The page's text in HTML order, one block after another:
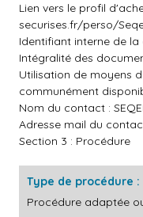
Lien vers le profil
securises.fr/perso/
Identifiant interne de la
Intégralité des
Utilisation de moyens
communément
Nom du contact :
Adresse mail du
Section 3 : Procédure
Type de procédure :
Procédure adaptée